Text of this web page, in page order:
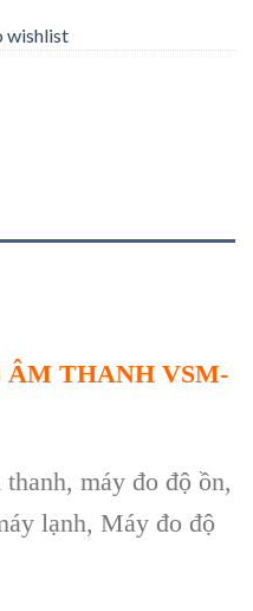
wishlist
THANH VSM-
máy đo độ ồn,
lạnh, Máy đo độ